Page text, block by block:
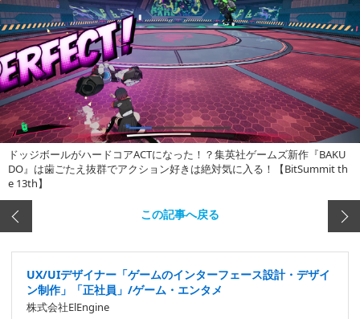
ドッジボールがハードコアACTになった！？集英社ゲームズ新作『BAKU
DO』は歯ごたえ抜群でアクション好きは絶対気に入る！【BitSummit th
e 13th】
この記事へ戻る
UX/UIデザイナー「ゲームのインターフェース設計・デザイ
ン制作」「正社員」/ゲーム・エンタメ
株式会社ElEngine